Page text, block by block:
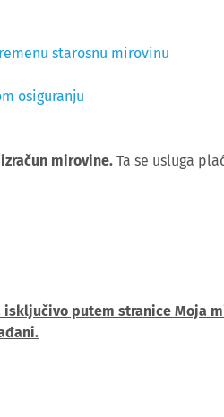
starosnu mirovinu
osiguranju
mirovine. Ta se usluga
putem stranice Moja